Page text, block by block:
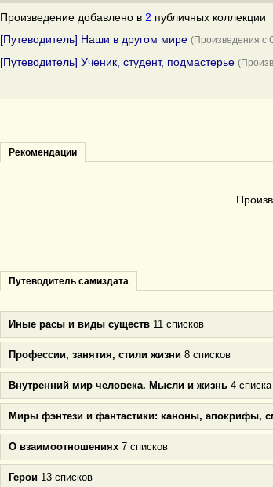
Произведение добавлено в 2 публичных коллекции
[Путеводитель] Наши в другом мире (Произведения с
[Путеводитель] Ученик, студент, подмастерье
Рекомендации
Путеводитель самиздата
Иные расы и виды существ 11 списков
Профессии, занятия, стили жизни 8 списков
Внутренний мир человека. Мысли и жизнь 4 списка
Миры фэнтези и фантастики: каноны, апокрифы,
О взаимоотношениях 7 списков
Герои 13 списков